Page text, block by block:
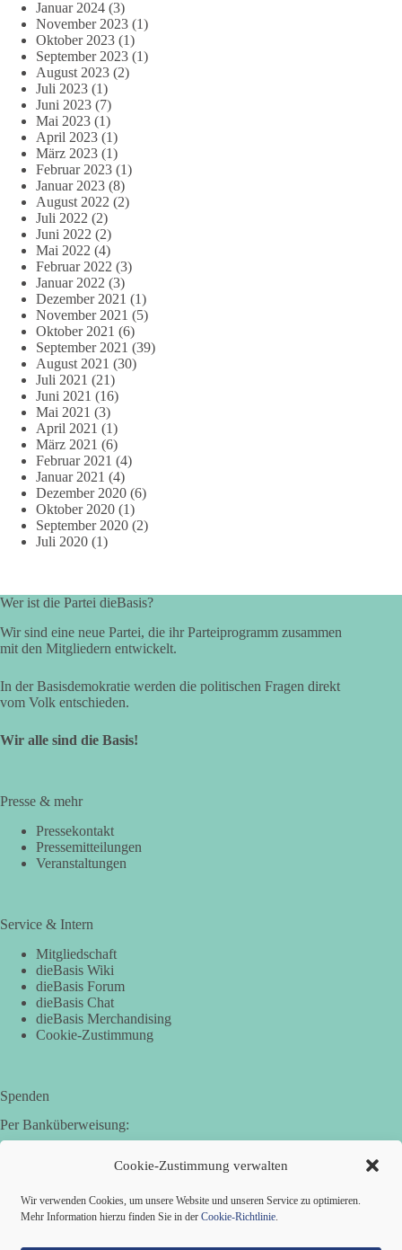
Cookie-Zustimmung verwalten
Wir verwenden Cookies, um unsere Website und unseren Service zu optimieren.
Mehr Information hierzu finden Sie in der Cookie-Richtlinie.
Januar 2024 (3)
November 2023 (1)
Oktober 2023 (1)
September 2023 (1)
August 2023 (2)
Juli 2023 (1)
Juni 2023 (7)
Mai 2023 (1)
April 2023 (1)
März 2023 (1)
Februar 2023 (1)
Januar 2023 (8)
August 2022 (2)
Juli 2022 (2)
Juni 2022 (2)
Mai 2022 (4)
Februar 2022 (3)
Januar 2022 (3)
Dezember 2021 (1)
November 2021 (5)
Oktober 2021 (6)
September 2021 (39)
August 2021 (30)
Juli 2021 (21)
Juni 2021 (16)
Mai 2021 (3)
April 2021 (1)
März 2021 (6)
Februar 2021 (4)
Januar 2021 (4)
Dezember 2020 (6)
Oktober 2020 (1)
September 2020 (2)
Juli 2020 (1)
Wer ist die Partei dieBasis?
Wir sind eine neue Partei, die ihr Parteiprogramm zusammen
mit den Mitgliedern entwickelt.
In der Basisdemokratie werden die politischen Fragen direkt
vom Volk entschieden.
Wir alle sind die Basis!
Presse & mehr
Pressekontakt
Pressemitteilungen
Veranstaltungen
Service & Intern
Mitgliedschaft
dieBasis Wiki
dieBasis Forum
dieBasis Chat
dieBasis Merchandising
Cookie-Zustimmung
Spenden
Per Banküberweisung:
Basisdemokratische Partei Deutschland in Bayern e.V.
IBAN: DE95 7205 1210 0006 3365 31
BIC: BYLADEM1AIC